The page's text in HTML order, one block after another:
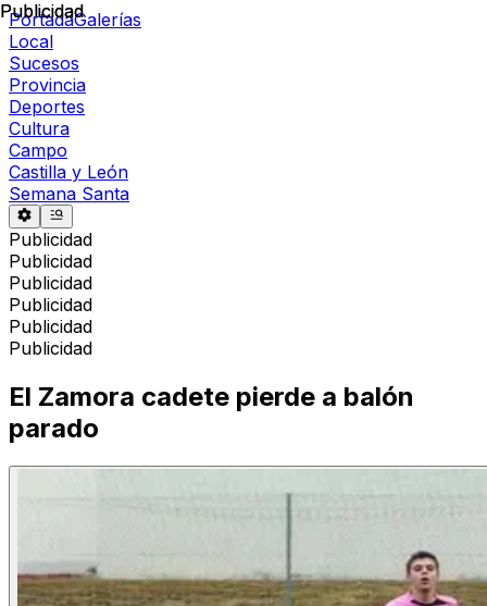
PortadaGalerías
Local
Sucesos
Provincia
Deportes
Cultura
Campo
Castilla y León
Semana Santa
Publicidad
Publicidad
Publicidad
Publicidad
Publicidad
Publicidad
Publicidad
El Zamora cadete pierde a balón
parado
Publicidad